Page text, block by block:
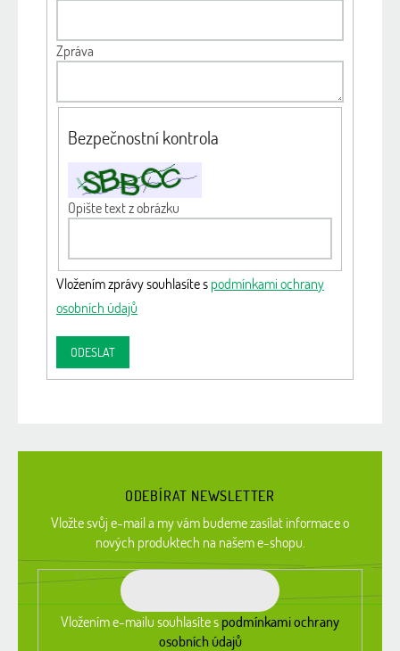
Zpráva
Bezpečnostní kontrola
Opište text z obrázku
Vložením zprávy souhlasíte spodmínkami ochrany
osobních údajů
ODESLAT
ODEBÍRAT NEWSLETTER
Vložte svůj e-mail a my vám budeme zasílat informace o
nových produktech na našem e-shopu.
Vložením e-mailu souhlasíte spodmínkami ochrany
osobních údajů